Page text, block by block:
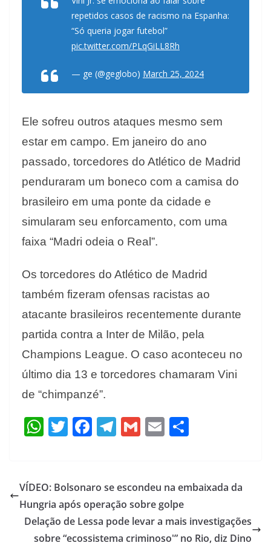
repetidos casos de racismo na Espanha:
“Só queria jogar futebol”
pic.twitter.com/PLqGiLL8Rh
— ge (@geglobo) March 25, 2024
Ele sofreu outros ataques mesmo sem
estar em campo. Em janeiro do ano
passado, torcedores do Atlético de Madrid
penduraram um boneco com a camisa do
brasileiro em uma ponte da cidade e
simularam seu enforcamento, com uma
faixa “Madri odeia o Real”.
Os torcedores do Atlético de Madrid
também fizeram ofensas racistas ao
atacante brasileiros recentemente durante
partida contra a Inter de Milão, pela
Champions League. O caso aconteceu no
último dia 13 e torcedores chamaram Vini
de “chimpanzé”.
W
s
A
p
p
T
er
F
b
o
o
k
T
gr
a
m
G
l
E
l e
VÍDEO: Bolsonaro se escondeu na embaixada da
Hungria após operação sobre golpe
Delação de Lessa pode levar a mais investigações
sobre “ecossistema criminoso'” no Rio, diz Dino